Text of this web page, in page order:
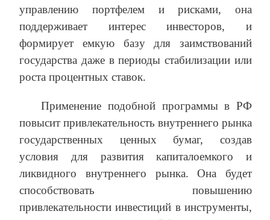
управлению портфелем и рисками, она
поддерживает интерес инвесторов, и
формирует емкую базу для заимствований
государства даже в периоды стабилизации или
роста процентных ставок.
Применение подобной программы в РФ
повысит привлекательность внутреннего рынка
государственных ценных бумаг, создав
условия для развития капиталоемкого и
ликвидного внутреннего рынка. Она будет
способствовать повышению
привлекательности инвестиций в инструменты,